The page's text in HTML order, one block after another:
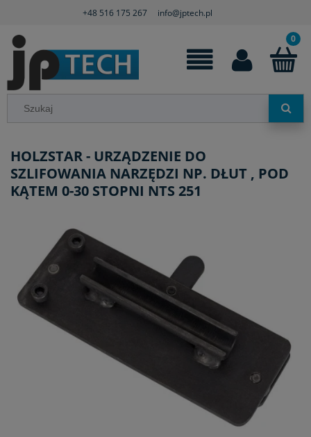
+48 516 175 267 info@jptech.pl
HOLZSTAR - URZĄDZENIE DO
SZLIFOWANIA NARZĘDZI NP. DŁUT , POD
KĄTEM 0-30 STOPNI NTS 251